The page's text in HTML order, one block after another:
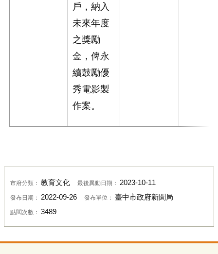
戶，納入
未來年度
之獎勵
金，俾永
續鼓勵優
秀電影製
作案。
市府分類： 教育文化 最後異動日期： 2023-10-11
發布日期： 2022-09-26 發布單位： 臺中市政府新聞局
點閱次數： 3489